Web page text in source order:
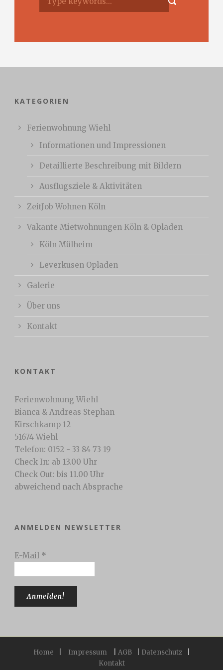
KATEGORIEN
Ferienwohnung Wiehl
Informationen und Impressionen
Detaillierte Beschreibung mit Bildern
Ausflugsziele & Aktivitäten
ZeitJob Wohnen Köln
Vakante Mietwohnungen Köln & Opladen
Köln Mülheim
Leverkusen Opladen
Galerie
Über uns
Kontakt
KONTAKT
Ferienwohnung Wiehl
Bianca & Andreas Stephan
Kirschkamp 12
51674 Wiehl
Telefon: 0152 - 33 84 73 19
Check In: ab 13.00 Uhr
Check Out: bis 11.00 Uhr
abweichend nach Absprache
ANMELDEN NEWSLETTER
E-Mail *
Home Impressum AGB Datenschutz
Kontakt